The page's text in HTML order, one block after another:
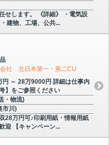
せします。 《詳細》 ・電気設
建物、工場、公共...
社 北日本第一・第二CU
円 ～ 28万9000円 詳細は仕事内
】をご参照ください
・物流)
市川)
28万円可♪印刷用紙・情報用紙
迎 【キャンペーン...